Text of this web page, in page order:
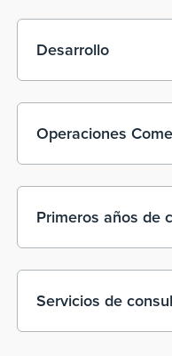
Desarrollo
Operaciones
Primeros años de
Servicios de